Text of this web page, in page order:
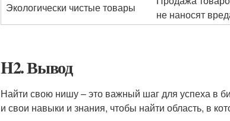
Экологически чистые товары
не наносят
H2. Вывод
Найти свою нишу – это важный шаг для успеха в
и свои навыки и знания, чтобы найти область, в